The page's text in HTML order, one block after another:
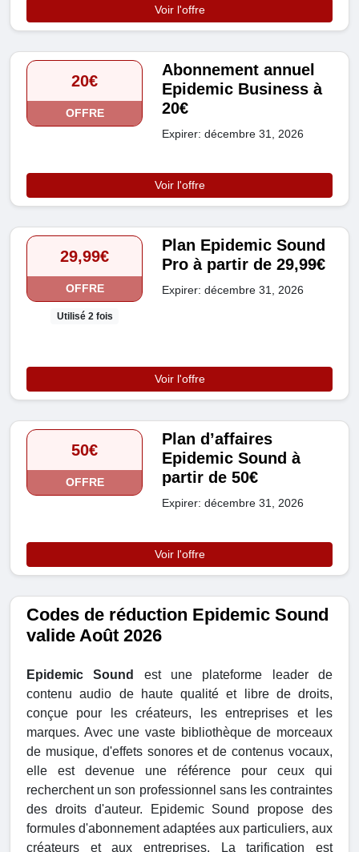
Voir l'offre
20€
OFFRE
Abonnement annuel
Epidemic Business à
20€
Expirer: décembre 31, 2026
Voir l'offre
29,99€
OFFRE
Utilisé 2 fois
Plan Epidemic Sound
Pro à partir de 29,99€
Expirer: décembre 31, 2026
Voir l'offre
50€
OFFRE
Plan d’affaires
Epidemic Sound à
partir de 50€
Expirer: décembre 31, 2026
Voir l'offre
Codes de réduction Epidemic Sound
valide Août 2026
Epidemic Sound
est une plateforme leader de
contenu audio de haute qualité et libre de droits,
conçue pour les créateurs, les entreprises et les
marques. Avec une vaste bibliothèque de morceaux
de musique, d'effets sonores et de contenus vocaux,
elle est devenue une référence pour ceux qui
recherchent un son professionnel sans les contraintes
des droits d'auteur. Epidemic Sound propose des
formules d'abonnement adaptées aux particuliers, aux
créateurs et aux entreprises. La tarification est